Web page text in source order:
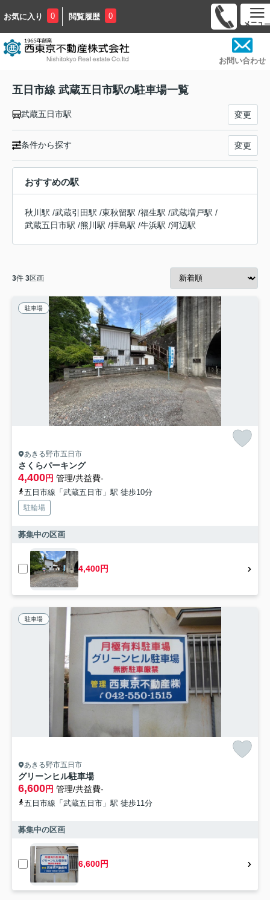
お気に入り 0 閲覧履歴 0
お問い合わせ
五日市線 武蔵五日市駅の駐車場一覧
武蔵五日市駅 変更
条件から探す 変更
おすすめの駅
秋川駅 /武蔵引田駅 /東秋留駅 /福生駅 /武蔵増戸駅 /
武蔵五日市駅 /熊川駅 /拝島駅 /牛浜駅 /河辺駅
3件 3区画
駐車場
あきる野市五日市
さくらパーキング
4,400円 管理/共益費-
五日市線「武蔵五日市」駅 徒歩10分
駐輪場
募集中の区画
4,400円
駐車場
あきる野市五日市
グリーンヒル駐車場
6,600円 管理/共益費-
五日市線「武蔵五日市」駅 徒歩11分
募集中の区画
6,600円